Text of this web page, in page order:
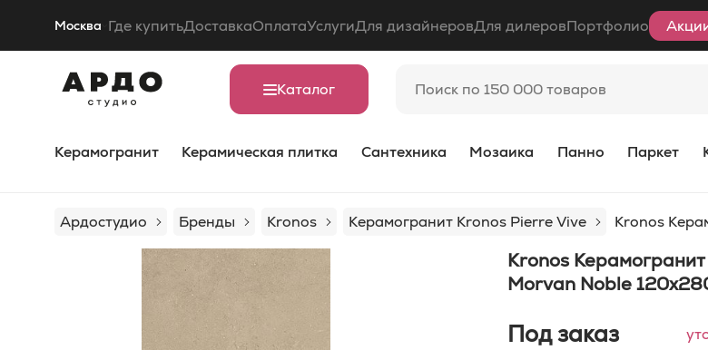
Москва Где купитьДоставкаОплатаУслугиДля дизайнеровДля дилеровПортфолио
Каталог
Керамогранит Керамическая плитка Сантехника Мозаика Панно Паркет
Ардостудио Бренды Kronos Керамогранит Kronos Pierre Vive Kronos
Kronos
Morvan Noble
Под заказ